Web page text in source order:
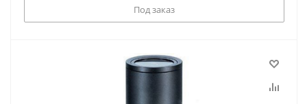
Под заказ